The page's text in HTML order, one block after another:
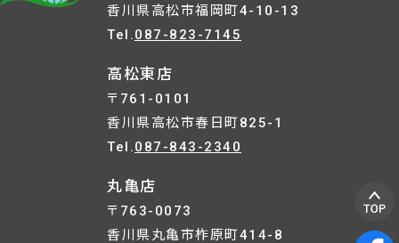
香川県高松市福岡町4-10-13
Tel.087-823-7145
高松東店
〒761-0101
香川県高松市春日町825-1
Tel.087-843-2340
丸亀店
〒763-0073
香川県丸亀市柞原町414-8